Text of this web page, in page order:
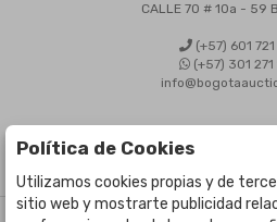
CALLE 70 # 10a - 59
(+57) 601
(+57) 301 271
Política de Cookies
Utilizamos cookies propias y de
sitio web y mostrarte publicidad